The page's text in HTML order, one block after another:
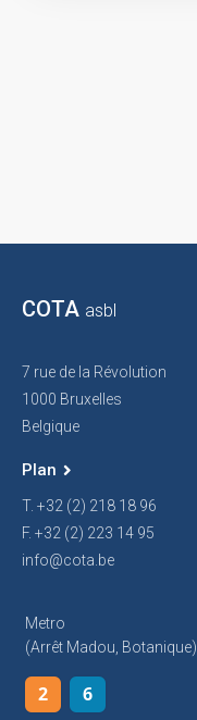
COTA asbl
7 rue de la Révolution
1000 Bruxelles
Belgique
Plan
T. +32 (2) 218 18 96
F. +32 (2) 223 14 95
info@cota.be
Metro
(arrêt Madou, Botanique)
2 6